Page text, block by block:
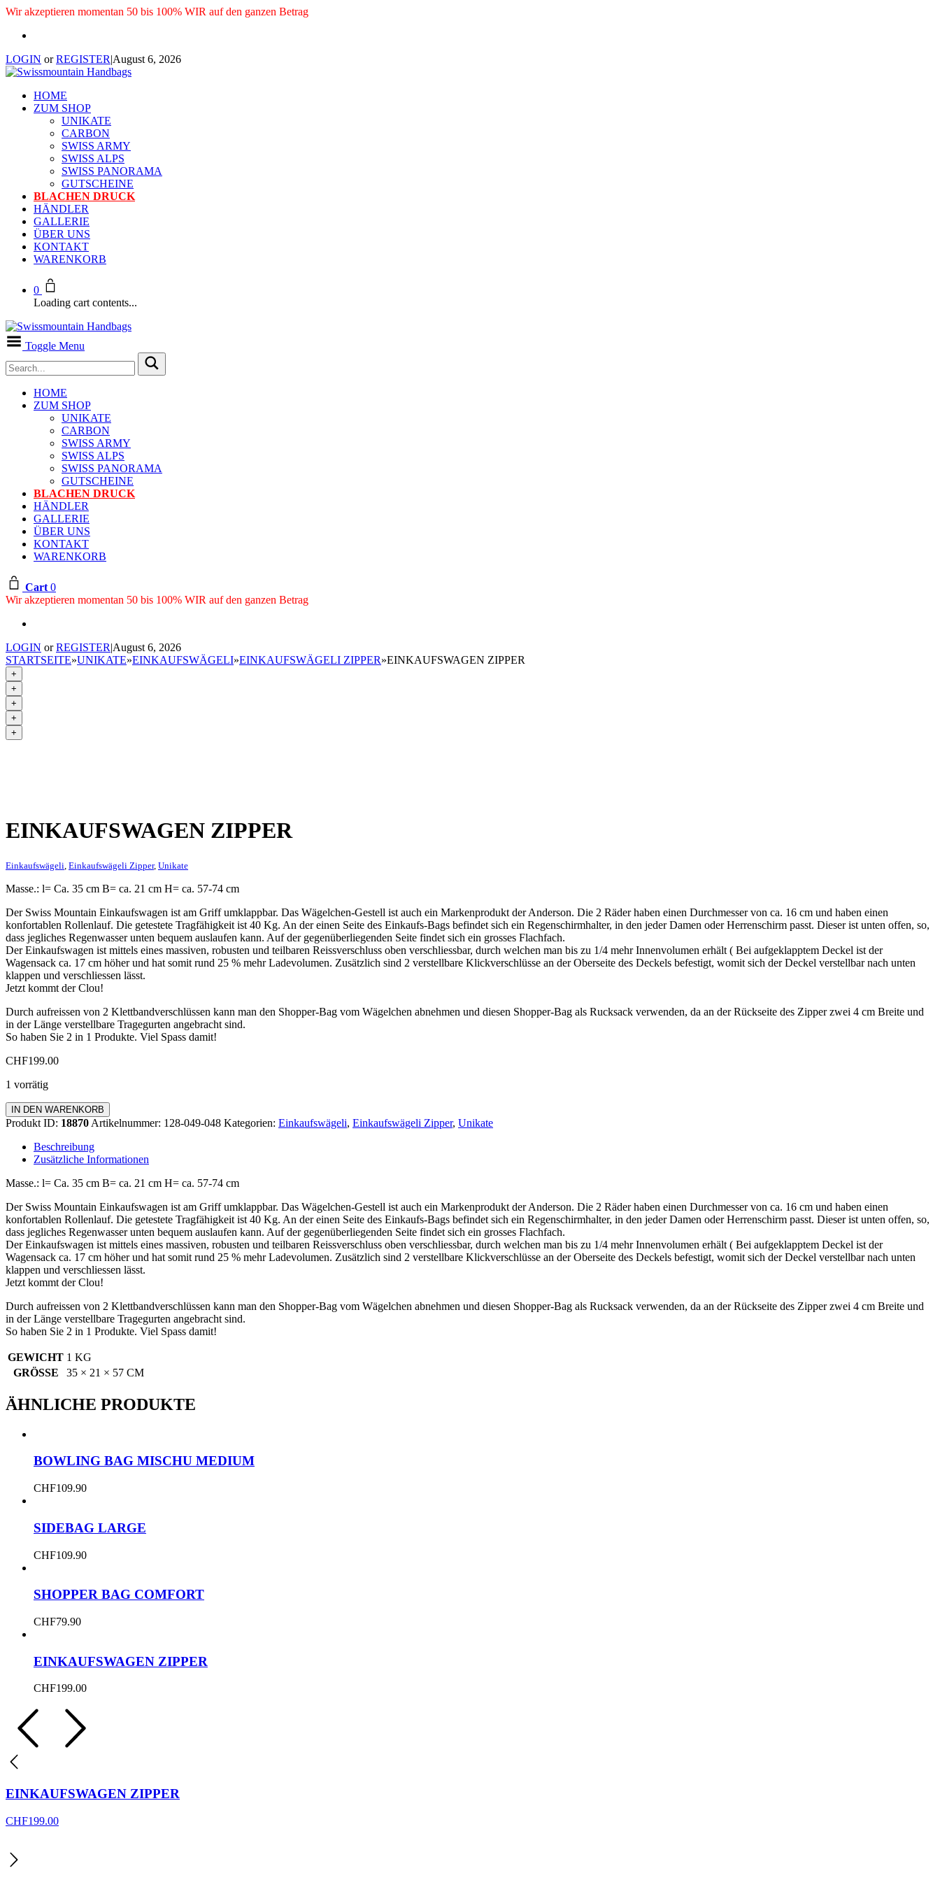
Wir akzeptieren momentan 50 bis 100% WIR auf den ganzen Betrag
LOGIN orREGISTER|August 6, 2026
HOME
ZUM SHOP
UNIKATE
CARBON
SWISS ARMY
SWISS ALPS
SWISS PANORAMA
GUTSCHEINE
BLACHEN DRUCK
HÄNDLER
GALLERIE
ÜBER UNS
KONTAKT
WARENKORB
0
Loading cart contents...
Toggle Menu
HOME
ZUM SHOP
UNIKATE
CARBON
SWISS ARMY
SWISS ALPS
SWISS PANORAMA
GUTSCHEINE
BLACHEN DRUCK
HÄNDLER
GALLERIE
ÜBER UNS
KONTAKT
WARENKORB
Cart 0
Wir akzeptieren momentan 50 bis 100% WIR auf den ganzen Betrag
LOGIN orREGISTER|August 6, 2026
STARTSEITE»UNIKATE»EINKAUFSWÄGELI»EINKAUFSWÄGELI ZIPPER»EINKAUFSWAGEN ZIPPER
+
+
+
+
+
EINKAUFSWAGEN ZIPPER
Einkaufswägeli Einkaufswägeli Zipper, Unikate
Masse.: l= Ca. 35 cm B= ca. 21 cm H= ca. 57-74 cm
Der Swiss Mountain Einkaufswagen ist am Griff umklappbar. Das Wägelchen-Gestell ist auch ein Markenprodukt der Anderson. Die 2 Räder haben einen Durchmesser von ca. 16 cm und haben einen
konfortablen Rollenlauf. Die getestete Tragfähigkeit ist 40 Kg. An der einen Seite des Einkaufs-Bags befindet sich ein Regenschirmhalter, in den jeder Damen oder Herrenschirm passt. Dieser ist unten offen, so,
dass jegliches Regenwasser unten bequem auslaufen kann. Auf der gegenüberliegenden Seite findet sich ein grosses Flachfach.
Der Einkaufswagen ist mittels eines massiven, robusten und teilbaren Reissverschluss oben verschliessbar, durch welchen man bis zu 1/4 mehr Innenvolumen erhält ( Bei aufgeklapptem Deckel ist der
Wagensack ca. 17 cm höher und hat somit rund 25 % mehr Ladevolumen. Zusätzlich sind 2 verstellbare Klickverschlüsse an der Oberseite des Deckels befestigt, womit sich der Deckel verstellbar nach unten
klappen und verschliessen lässt.
Jetzt kommt der Clou!
Durch aufreissen von 2 Klettbandverschlüssen kann man den Shopper-Bag vom Wägelchen abnehmen und diesen Shopper-Bag als Rucksack verwenden, da an der Rückseite des Zipper zwei 4 cm Breite und
in der Länge verstellbare Tragegurten angebracht sind.
So haben Sie 2 in 1 Produkte. Viel Spass damit!
CHF199.00
1 vorrätig
Einkaufswagen
Zipper
IN DEN WARENKORB
Produkt ID: 18870 Artikelnummer: 128-049-048 Kategorien: Einkaufswägeli, Einkaufswägeli Zipper, Unikate
Beschreibung
Zusätzliche Informationen
Masse.: l= Ca. 35 cm B= ca. 21 cm H= ca. 57-74 cm
Der Swiss Mountain Einkaufswagen ist am Griff umklappbar. Das Wägelchen-Gestell ist auch ein Markenprodukt der Anderson. Die 2 Räder haben einen Durchmesser von ca. 16 cm und haben einen
konfortablen Rollenlauf. Die getestete Tragfähigkeit ist 40 Kg. An der einen Seite des Einkaufs-Bags befindet sich ein Regenschirmhalter, in den jeder Damen oder Herrenschirm passt. Dieser ist unten offen, so,
dass jegliches Regenwasser unten bequem auslaufen kann. Auf der gegenüberliegenden Seite findet sich ein grosses Flachfach.
Der Einkaufswagen ist mittels eines massiven, robusten und teilbaren Reissverschluss oben verschliessbar, durch welchen man bis zu 1/4 mehr Innenvolumen erhält ( Bei aufgeklapptem Deckel ist der
Wagensack ca. 17 cm höher und hat somit rund 25 % mehr Ladevolumen. Zusätzlich sind 2 verstellbare Klickverschlüsse an der Oberseite des Deckels befestigt, womit sich der Deckel verstellbar nach unten
klappen und verschliessen lässt.
Jetzt kommt der Clou!
Durch aufreissen von 2 Klettbandverschlüssen kann man den Shopper-Bag vom Wägelchen abnehmen und diesen Shopper-Bag als Rucksack verwenden, da an der Rückseite des Zipper zwei 4 cm Breite und
in der Länge verstellbare Tragegurten angebracht sind.
So haben Sie 2 in 1 Produkte. Viel Spass damit!
GEWICHT 1 KG
GRÖSSE
35 × 21 × 57 CM
ÄHNLICHE PRODUKTE
BOWLING BAG MISCHU MEDIUM
CHF109.90
SIDEBAG LARGE
CHF109.90
SHOPPER BAG COMFORT
CHF79.90
EINKAUFSWAGEN ZIPPER
CHF199.00
EINKAUFSWAGEN ZIPPER
CHF199.00